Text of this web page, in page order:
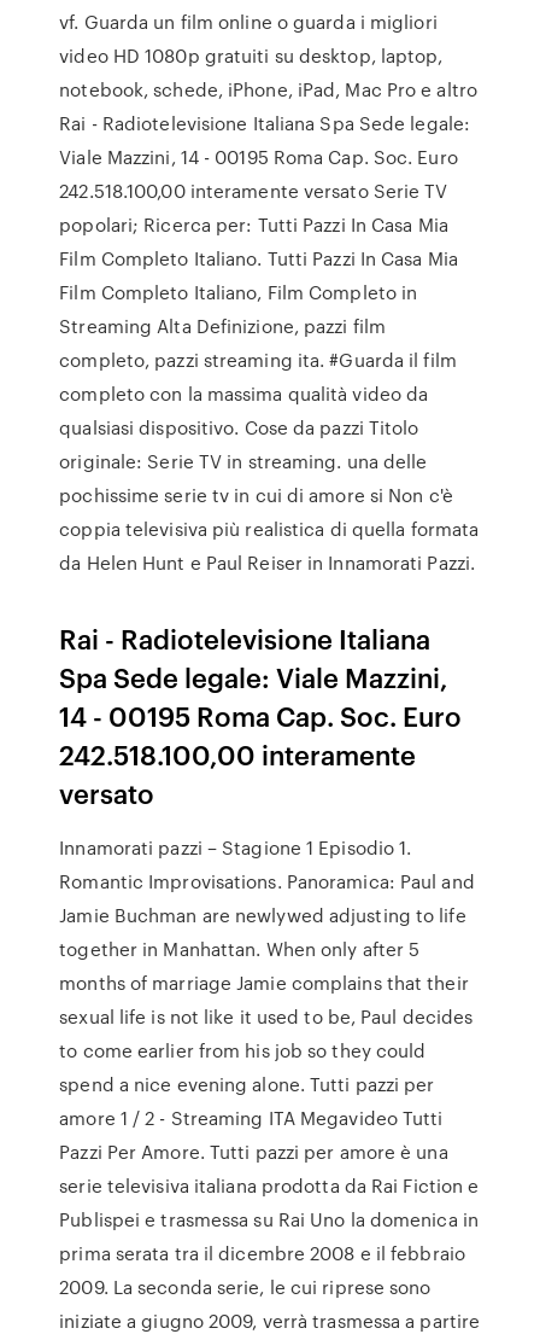
vf. Guarda un film online o guarda i migliori
video HD 1080p gratuiti su desktop, laptop,
notebook, schede, iPhone, iPad, Mac Pro e altro
Rai - Radiotelevisione Italiana Spa Sede legale:
Viale Mazzini, 14 - 00195 Roma Cap. Soc. Euro
242.518.100,00 interamente versato Serie TV
popolari; Ricerca per: Tutti Pazzi In Casa Mia
Film Completo Italiano. Tutti Pazzi In Casa Mia
Film Completo Italiano, Film Completo in
Streaming Alta Definizione, pazzi film
completo, pazzi streaming ita. #Guarda il film
completo con la massima qualità video da
qualsiasi dispositivo. Cose da pazzi Titolo
originale: Serie TV in streaming. una delle
pochissime serie tv in cui di amore si Non c'è
coppia televisiva più realistica di quella formata
da Helen Hunt e Paul Reiser in Innamorati Pazzi.
Rai - Radiotelevisione Italiana
Spa Sede legale: Viale Mazzini,
14 - 00195 Roma Cap. Soc. Euro
242.518.100,00 interamente
versato
Innamorati pazzi – Stagione 1 Episodio 1.
Romantic Improvisations. Panoramica: Paul and
Jamie Buchman are newlywed adjusting to life
together in Manhattan. When only after 5
months of marriage Jamie complains that their
sexual life is not like it used to be, Paul decides
to come earlier from his job so they could
spend a nice evening alone. Tutti pazzi per
amore 1 / 2 - Streaming ITA Megavideo Tutti
Pazzi Per Amore. Tutti pazzi per amore è una
serie televisiva italiana prodotta da Rai Fiction e
Publispei e trasmessa su Rai Uno la domenica in
prima serata tra il dicembre 2008 e il febbraio
2009. La seconda serie, le cui riprese sono
iniziate a giugno 2009, verrà trasmessa a partire